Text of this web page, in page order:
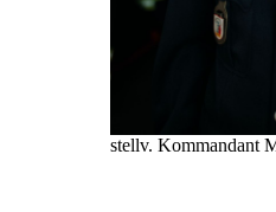
stellv. Kommandant